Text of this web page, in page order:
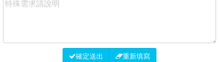
確定送出 重新填寫